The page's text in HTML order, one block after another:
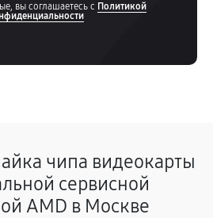
вы соглашаетесь с Политикой
чипа видеокарты
сервисной
AMD в Москве